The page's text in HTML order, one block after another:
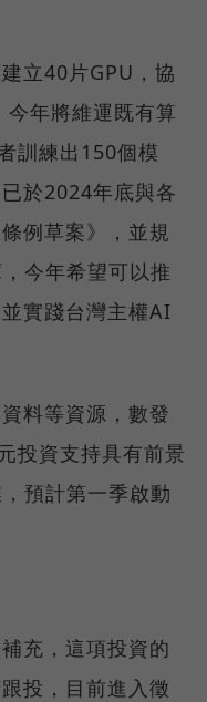
立40片GPU，協
年將維運既有算
訓練出150個模
於2024年底與各
例草案》，並規
今年希望可以推
實踐台灣主權AI
料等資源，數發
投資支持具有前景
預計第一季啟動
充，這項投資的
投，目前進入徵